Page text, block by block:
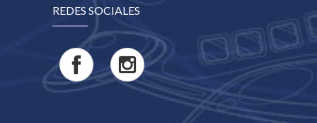
REDES SOCIALES